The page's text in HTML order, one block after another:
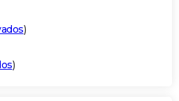
)
)